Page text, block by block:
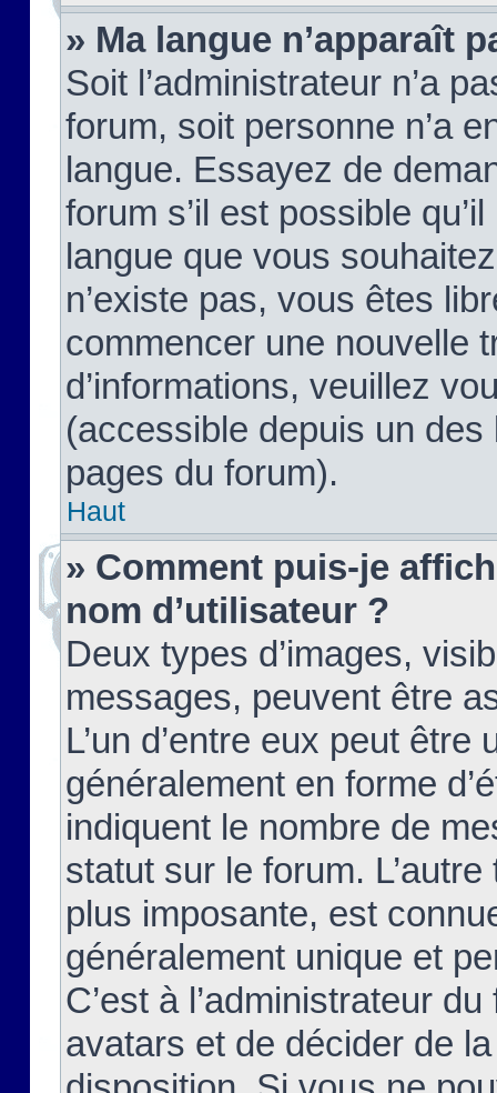
» Ma langue n’apparaît
Soit l’administrateur n’a
forum, soit personne n’a
langue. Essayez de
forum s’il est possible
langue que vous
n’existe pas, vous êtes
commencer une nouvelle
d’informations, veuillez
(accessible depuis un
pages du forum).
Haut
» Comment puis-je
nom d’utilisateur ?
Deux types d’images,
messages, peuvent être
L’un d’entre eux peut
généralement en forme
indiquent le nombre de
statut sur le forum.
plus imposante, est
généralement unique et
C’est à l’administrateur
avatars et de décider de